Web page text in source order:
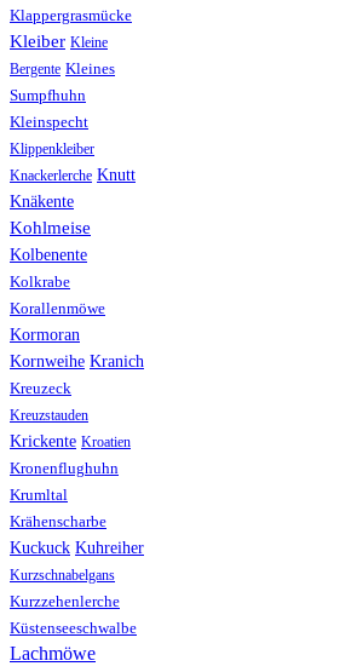
Klappergrasmücke
Kleiber Kleine
Bergente Kleines
Sumpfhuhn
Kleinspecht
Klippenkleiber
Knackerlerche Knutt
Knäkente
Kohlmeise
Kolbenente
Kolkrabe
Korallenmöwe
Kormoran
Kornweihe Kranich
Kreuzeck
Kreuzstauden
Krickente Kroatien
Kronenflughuhn
Krumltal
Krähenscharbe
Kuckuck Kuhreiher
Kurzschnabelgans
Kurzzehenlerche
Küstenseeschwalbe
Lachmöwe